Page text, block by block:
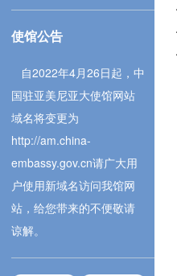
使馆公告
自2022年4月26日起，中
国驻亚美尼亚大使馆网站
域名将变更为
http://am.china-
embassy.gov.cn请广大用
户使用新域名访问我馆网
站，给您带来的不便敬请
谅解。